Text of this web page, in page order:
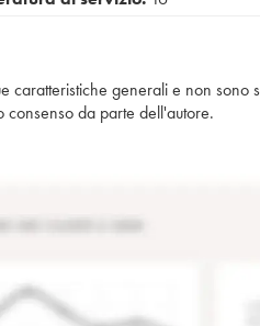
caratteristiche generali e non sono
consenso da parte dell'autore.